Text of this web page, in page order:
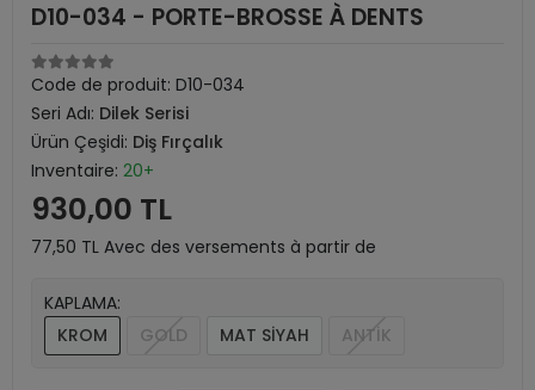
D10-034 - PORTE-BROSSE À DENTS
Code de produit: D10-034
Seri Adı: Dilek Serisi
Ürün Çeşidi: Diş Fırçalık
Inventaire: 20+
930,00 TL
77,50 TL Avec des versements à partir de
KAPLAMA:
KROM
GOLD MAT SİYAH ANTİK